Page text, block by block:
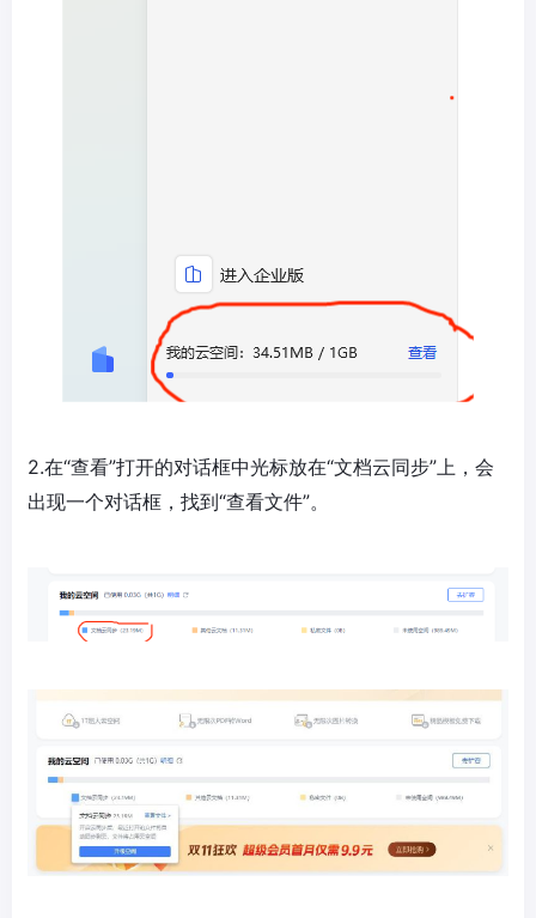
2.在“查看”打开的对话框中光标放在“文档云同步”上，会
出现一个对话框，找到“查看文件”。